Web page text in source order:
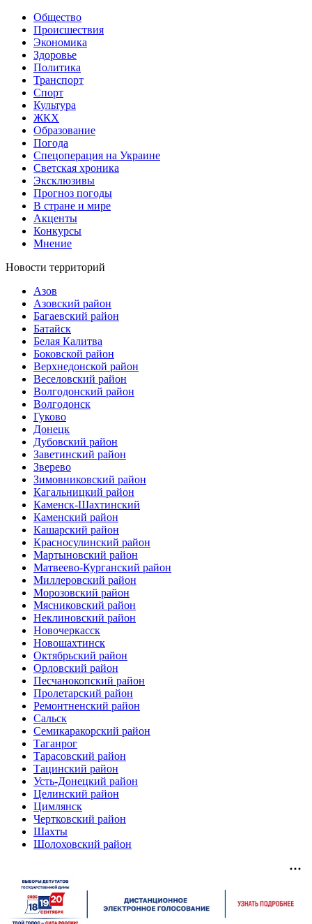
Общество
Происшествия
Экономика
Здоровье
Политика
Транспорт
Спорт
Культура
ЖКХ
Образование
Погода
Спецоперация на Украине
Светская хроника
Эксклюзивы
Прогноз погоды
В стране и мире
Акценты
Конкурсы
Мнение
Новости территорий
Азов
Азовский район
Багаевский район
Батайск
Белая Калитва
Боковской район
Верхнедонской район
Веселовский район
Волгодонский район
Волгодонск
Гуково
Донецк
Дубовский район
Заветинский район
Зверево
Зимовниковский район
Кагальницкий район
Каменск-Шахтинский
Каменский район
Кашарский район
Красносулинский район
Мартыновский район
Матвеево-Курганский район
Миллеровский район
Морозовский район
Мясниковский район
Неклиновский район
Новочеркасск
Новошахтинск
Октябрьский район
Орловский район
Песчанокопский район
Пролетарский район
Ремонтненский район
Сальск
Семикаракорский район
Таганрог
Тарасовский район
Тацинский район
Усть-Донецкий район
Целинский район
Цимлянск
Чертковский район
Шахты
Шолоховский район